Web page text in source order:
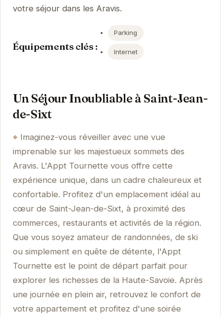
votre séjour dans les Aravis.
Équipements clés :
Parking
Internet
Un Séjour Inoubliable à Saint-Jean-
de-Sixt
Imaginez-vous réveiller avec une vue
imprenable sur les majestueux sommets des
Aravis. L'Appt Tournette vous offre cette
expérience unique, dans un cadre chaleureux et
confortable. Profitez d'un emplacement idéal au
cœur de Saint-Jean-de-Sixt, à proximité des
commerces, restaurants et activités de la région.
Que vous soyez amateur de randonnées, de ski
ou simplement en quête de détente, l'Appt
Tournette est le point de départ parfait pour
explorer les richesses de la Haute-Savoie. Après
une journée en plein air, retrouvez le confort de
votre appartement et profitez d'une soirée